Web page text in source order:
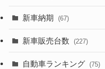
(329)
(242)
新車納期 (67)
(28)
(8)
新車販売台数 (227)
(21)
自動車ランキング (75)